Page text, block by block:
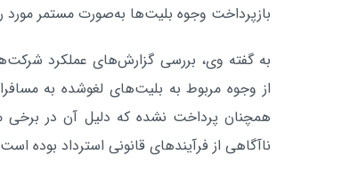
بازپرداخت وجوه بلیت‌ها به‌صورت مستمر مورد
به گفته وی، بررسی گزارش‌های عملکرد
از وجوه مربوط به بلیت‌های لغوشده به
همچنان پرداخت نشده که دلیل آن در
ناآگاهی از فرآیندهای قانونی استرداد بوده